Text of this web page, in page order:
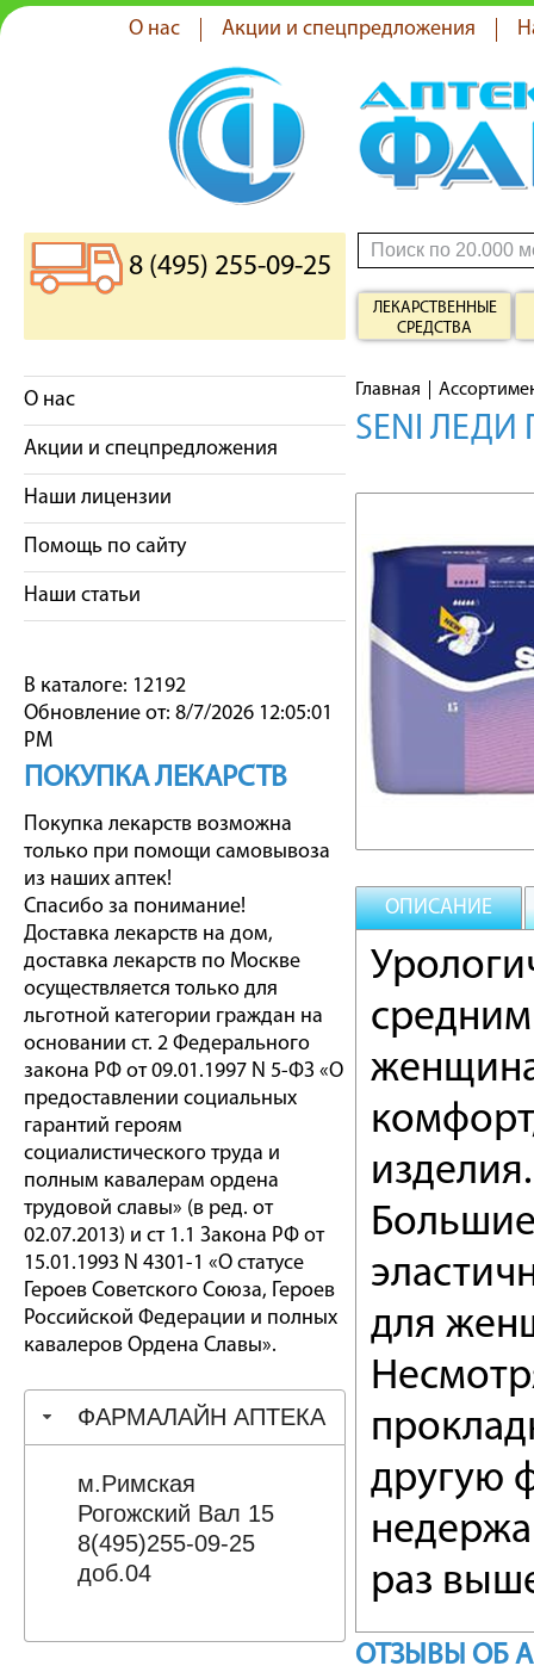
О нас Акции и спецпредложения
8 (495) 255-09-25
ЛЕКАРСТВЕННЫЕ
СРЕДСТВА
О нас
Акции и спецпредложения
Наши лицензии
Помощь по сайту
Наши статьи
В каталоге: 12192
Обновление от: 8/7/2026 12:05:01
PM
ПОКУПКА ЛЕКАРСТВ
Покупка лекарств возможна
только при помощи самовывоза
из наших аптек!
Спасибо за понимание!
Доставка лекарств на дом,
доставка лекарств по Москве
осуществляется только для
льготной категории граждан на
основании ст. 2 Федерального
закона РФ от 09.01.1997 N 5-ФЗ «О
предоставлении социальных
гарантий героям
социалистического труда и
полным кавалерам ордена
трудовой славы» (в ред. от
02.07.2013) и ст 1.1 Закона РФ от
15.01.1993 N 4301-1 «О статусе
Героев Советского Союза, Героев
Российской Федерации и полных
кавалеров Ордена Славы».
ФАРМАЛАЙН АПТЕКА
м.Римская
Рогожский Вал 15
8(495)255-09-25
доб.04
Главная
SENI
ОПИСАНИЕ
изделия.
для
другую
раз
ОТЗЫВЫ ОБ